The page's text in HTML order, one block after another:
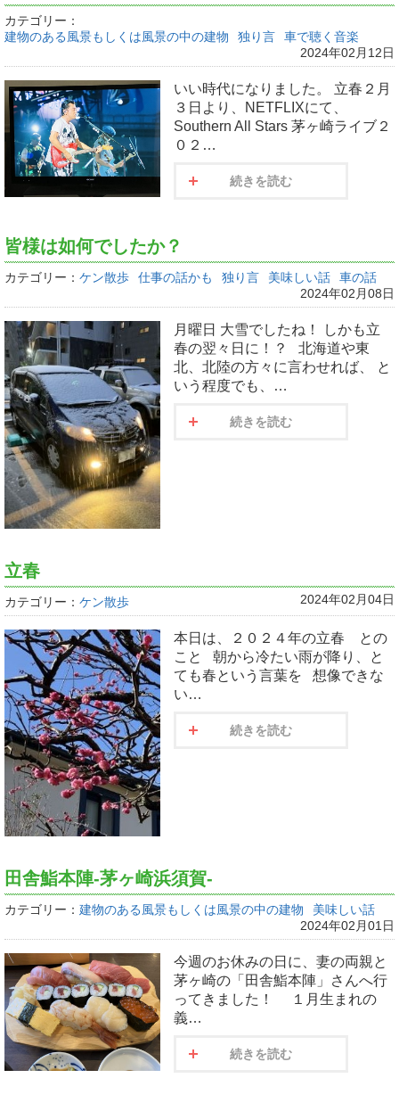
カテゴリー：
建物のある風景もしくは風景の中の建物
独り言
車で聴く音楽
2024年02月12日
いい時代になりました。 立春２月
３日より、NETFLIXにて、
Southern All Stars 茅ヶ崎ライブ２
０２…
続きを読む
皆様は如何でしたか？
カテゴリー： ケン散歩 仕事の話かも 独り言 美味しい話
車の話
2024年02月08日
月曜日 大雪でしたね！ しかも立
春の翌々日に！？ 北海道や東
北、北陸の方々に言わせれば、 と
いう程度でも、…
続きを読む
立春
カテゴリー： ケン散歩 2024年02月04日
本日は、２０２４年の立春 との
こと 朝から冷たい雨が降り、と
ても春という言葉を 想像できな
い…
続きを読む
田舎鮨本陣-茅ヶ崎浜須賀-
カテゴリー： 建物のある風景もしくは風景の中の建物
美味しい話
2024年02月01日
今週のお休みの日に、妻の両親と
茅ヶ崎の「田舎鮨本陣」さんへ行
ってきました！ １月生まれの
義…
続きを読む